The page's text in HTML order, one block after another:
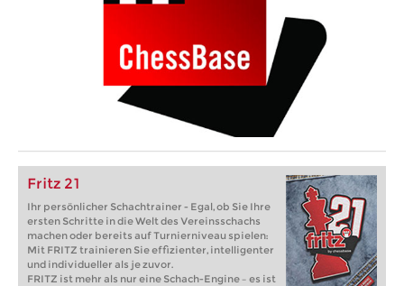
Fritz 21
Ihr persönlicher Schachtrainer - Egal, ob Sie Ihre
ersten Schritte in die Welt des Vereinsschachs
machen oder bereits auf Turnierniveau spielen:
Mit FRITZ trainieren Sie effizienter, intelligenter
und individueller als je zuvor.
FRITZ ist mehr als nur eine Schach-Engine – es ist